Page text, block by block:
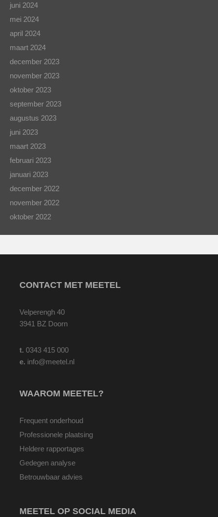
juni 2024
mei 2024
april 2024
maart 2024
december 2023
november 2023
oktober 2023
september 2023
augustus 2023
juni 2023
maart 2023
februari 2023
januari 2023
december 2022
november 2022
oktober 2022
CONTACT MET MEETEL
Velperengh 40
3941 BZ Doorn
t. 0343 415 000
e. info@meetel.nl
WAAROM MEETEL?
Frequent onderhoud
Professionele plaatsing
Heldere rapportages
Gedegen analyse
Betrouwbaar advies
MEETEL OP SOCIAL MEDIA